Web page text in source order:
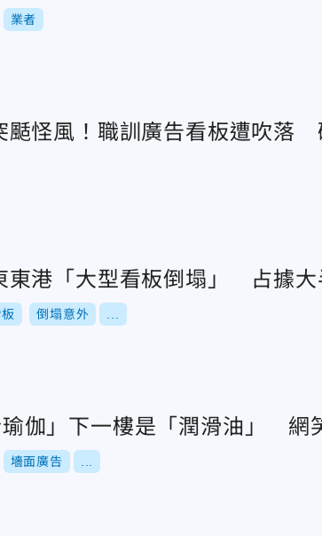
業者
颳怪風！職訓廣告看板遭吹落
東港「大型看板倒塌」 占據大
倒塌意外
伽」下一樓是「潤滑油」 網
墻面廣告